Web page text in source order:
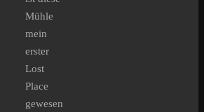
Mühle
mein
erster
Lost
Place
gewesen